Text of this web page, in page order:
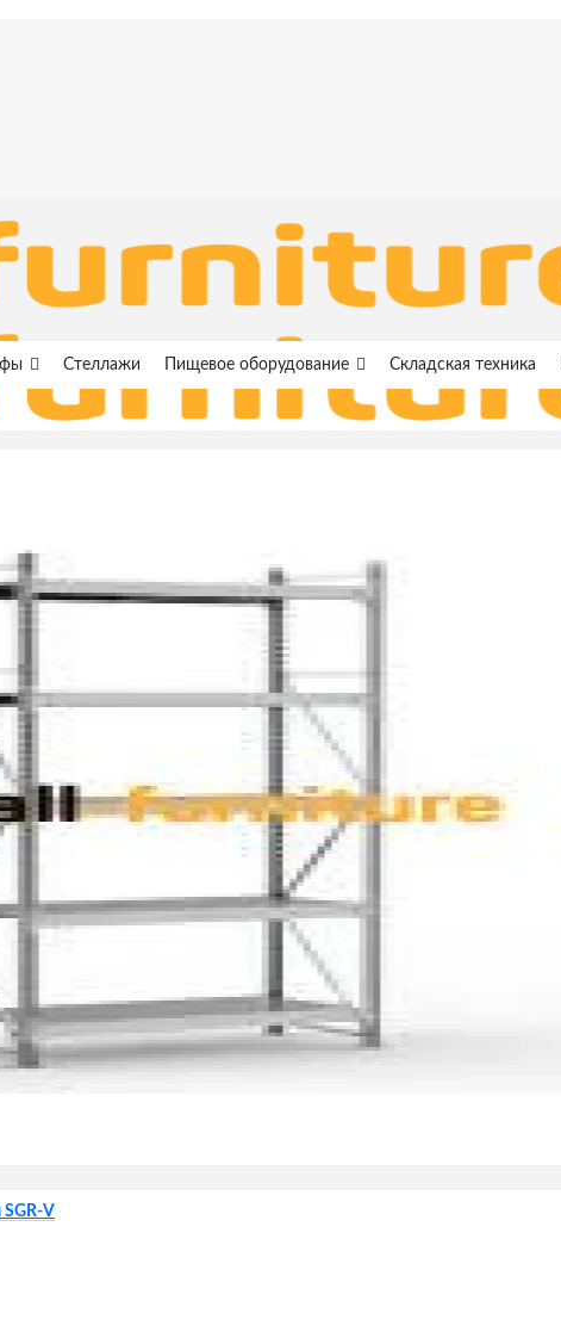
Стеллажи Пищевое оборудование Складская техника
V